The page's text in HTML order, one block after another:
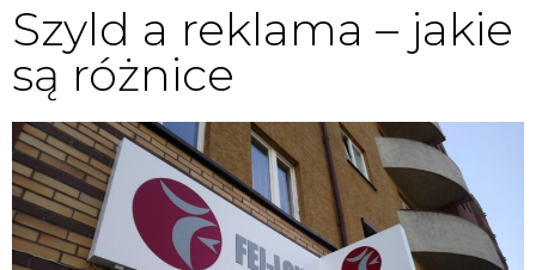
Szyld a reklama – jakie
są różnice